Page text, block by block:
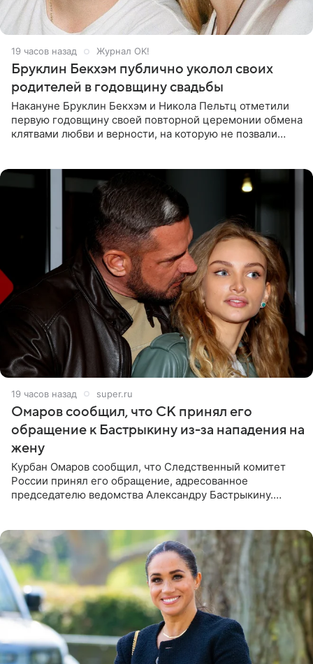
19 часов назад Журнал OK!
Бруклин Бекхэм публично уколол своих
родителей в годовщину свадьбы
Накануне Бруклин Бекхэм и Никола Пельтц отметили
первую годовщину своей повторной церемонии обмена
клятвами любви и верности, на которую не позвали
19 часов назад super.ru
Омаров сообщил, что СК принял его
обращение к Бастрыкину из-за нападения на
жену
Курбан Омаров сообщил, что Следственный комитет
России принял его обращение, адресованное
председателю ведомства Александру Бастрыкину.